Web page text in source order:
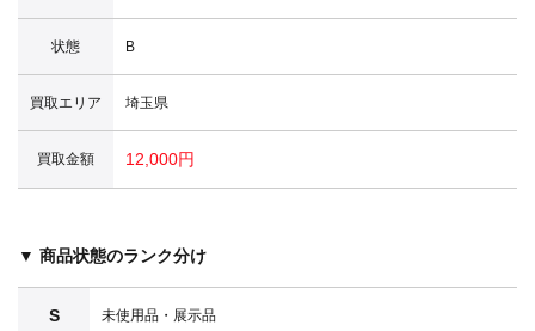
状態 B
買取エリア 埼玉県
買取金額 12,000円
▼ 商品状態のランク分け
S 未使用品・展示品